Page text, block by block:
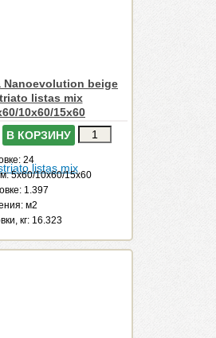
Nanoevolution beige
listas mix
10x60/15x60
В КОРЗИНУ
24
5x60/10x60/15x60
1.397
м2
кг: 16.323